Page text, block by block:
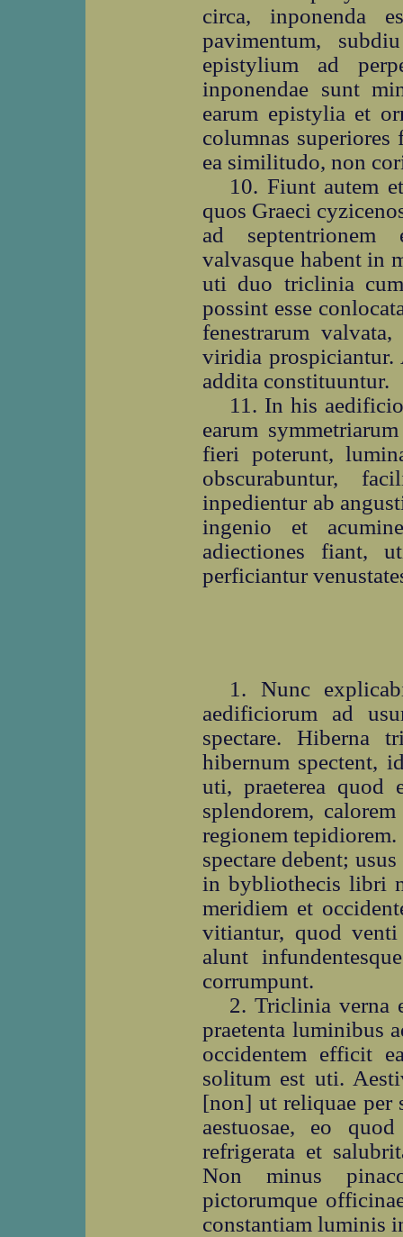
circa, inponenda
pavimentum,
epistylium ad
inponendae sunt
earum epistylia et
columnas superiores
ea similitudo, non
10. Fiunt autem
quos Graeci
ad septentrionem
valvasque habent in
uti duo triclinia
possint esse
fenestrarum
viridia
addita constituuntur.
11. In his
earum
fieri poterunt,
obscurabuntur,
inpedientur ab
ingenio et
adiectiones fiant,
perficiantur
1. Nunc
aedificiorum ad
spectare. Hiberna
hibernum spectent,
uti, praeterea quod
splendorem,
regionem
spectare debent;
in bybliothecis libri
meridiem et
vitiantur, quod venti
alunt
corrumpunt.
2. Triclinia verna
praetenta luminibus
occidentem efficit
solitum est uti.
[non] ut reliquae per
aestuosae, eo
refrigerata et
Non minus
pictorumque
constantiam luminis